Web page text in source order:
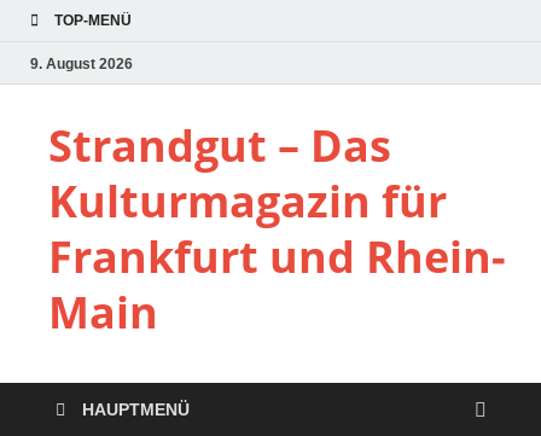
TOP-MENÜ
9. August 2026
Strandgut – Das
Kulturmagazin für
Frankfurt und Rhein-
Main
HAUPTMENÜ